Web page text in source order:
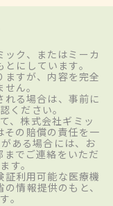
ク、またはミーカ
にしています。
すが、内容を完全
ん。
る場合は、事前に
ください。
、株式会社ギミッ
その賠償の責任を一
ある場合には、お
でご連絡をいただ
す。
利用可能な医療機
情報提供のもと、
。